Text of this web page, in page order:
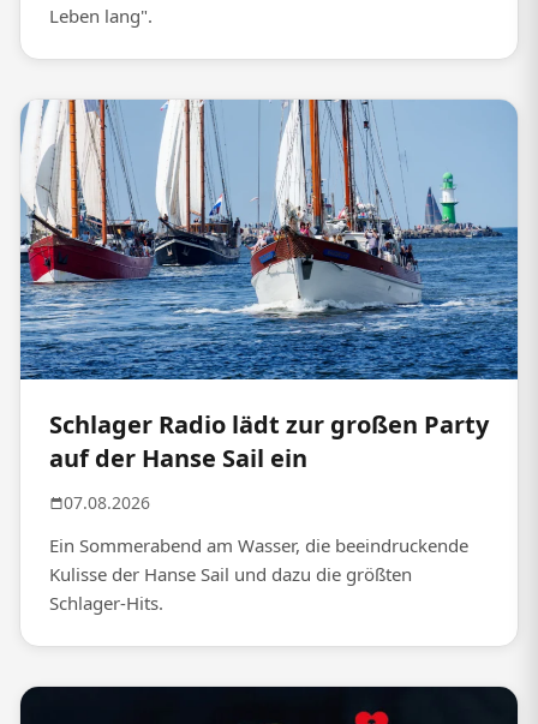
Leben lang".
Schlager Radio lädt zur großen Party
auf der Hanse Sail ein
07.08.2026
Ein Sommerabend am Wasser, die beeindruckende
Kulisse der Hanse Sail und dazu die größten
Schlager-Hits.